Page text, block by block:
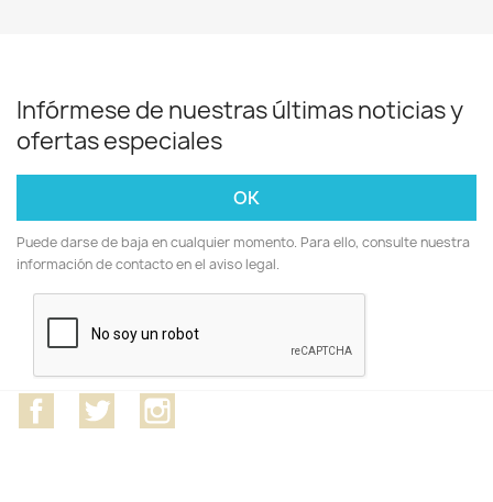
Infórmese de nuestras últimas noticias y
ofertas especiales
Puede darse de baja en cualquier momento. Para ello, consulte nuestra
información de contacto en el aviso legal.
FacebookTwitter